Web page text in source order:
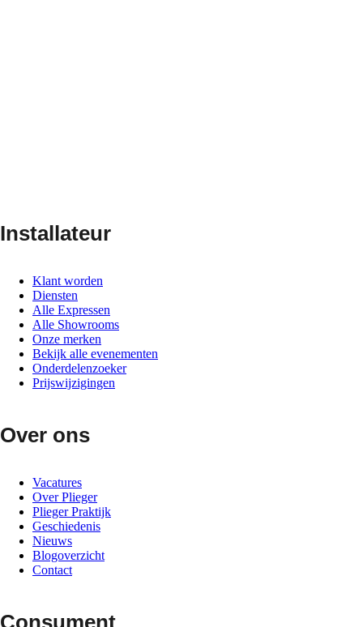
Installateur
Klant worden
Diensten
Alle Expressen
Alle Showrooms
Onze merken
Bekijk alle evenementen
Onderdelenzoeker
Prijswijzigingen
Over ons
Vacatures
Over Plieger
Plieger Praktijk
Geschiedenis
Nieuws
Blogoverzicht
Contact
Consument